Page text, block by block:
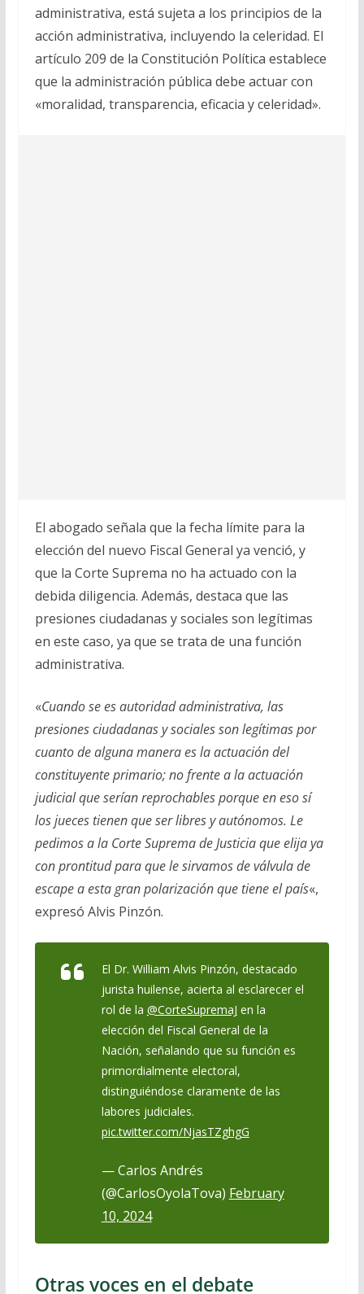
administrativa, está sujeta a los principios de la
acción administrativa, incluyendo la celeridad. El
artículo 209 de la Constitución Política establece
que la administración pública debe actuar con
«moralidad, transparencia, eficacia y celeridad».
El abogado señala que la fecha límite para la
elección del nuevo Fiscal General ya venció, y
que la Corte Suprema no ha actuado con la
debida diligencia. Además, destaca que las
presiones ciudadanas y sociales son legítimas
en este caso, ya que se trata de una función
administrativa.
«Cuando se es autoridad administrativa, las
presiones ciudadanas y sociales son legítimas por
cuanto de alguna manera es la actuación del
constituyente primario; no frente a la actuación
judicial que serían reprochables porque en eso sí
los jueces tienen que ser libres y autónomos. Le
pedimos a la Corte Suprema de Justicia que elija ya
con prontitud para que le sirvamos de válvula de
escape a esta gran polarización que tiene el país«,
expresó Alvis Pinzón.
El Dr. William Alvis Pinzón, destacado
jurista huilense, acierta al esclarecer el
rol de la @CorteSupremaJ en la
elección del Fiscal General de la
Nación, señalando que su función es
primordialmente electoral,
distinguiéndose claramente de las
labores judiciales.
pic.twitter.com/NjasTZghgG
— Carlos Andrés
(@CarlosOyolaTova) February
10, 2024
Otras voces en el debate